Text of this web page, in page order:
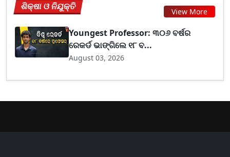
ଶିକ୍ଷା ଓ ନିଯୁକ୍ତି View More
Youngest Professor: ୩୦୬ ବର୍ଷର
ରେକର୍ଡ ଭାଙ୍ଗିଲେ ୧୮ ବ...
August 03, 2026